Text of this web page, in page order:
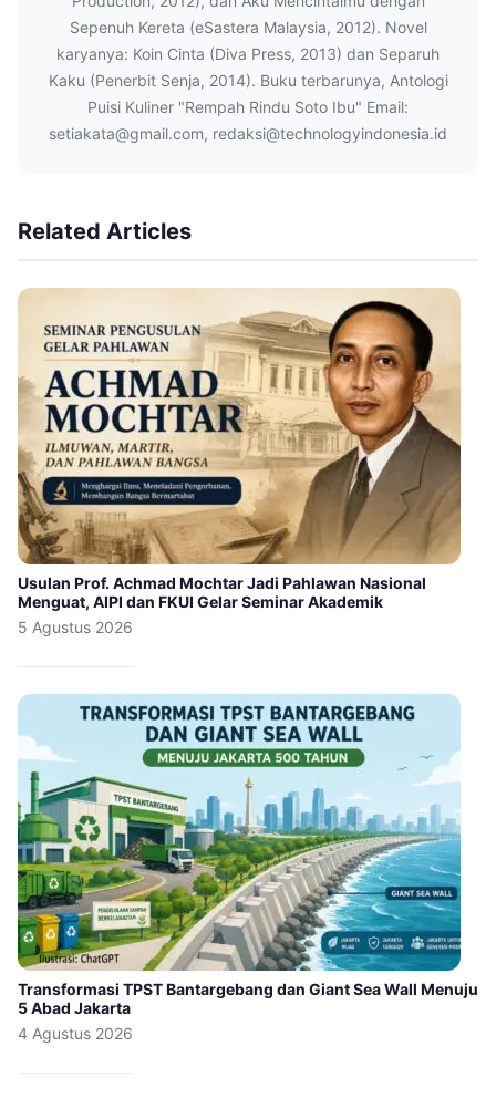
Sepenuh Kereta (eSastera Malaysia, 2012). Novel
karyanya: Koin Cinta (Diva Press, 2013) dan Separuh
Kaku (Penerbit Senja, 2014). Buku terbarunya, Antologi
Puisi Kuliner "Rempah Rindu Soto Ibu" Email:
setiakata@gmail.com, redaksi@technologyindonesia.id
Related Articles
Usulan Prof. Achmad Mochtar Jadi Pahlawan Nasional
Menguat, AIPI dan FKUI Gelar Seminar Akademik
5 Agustus 2026
Transformasi TPST Bantargebang dan Giant Sea Wall Menuju
5 Abad Jakarta
4 Agustus 2026